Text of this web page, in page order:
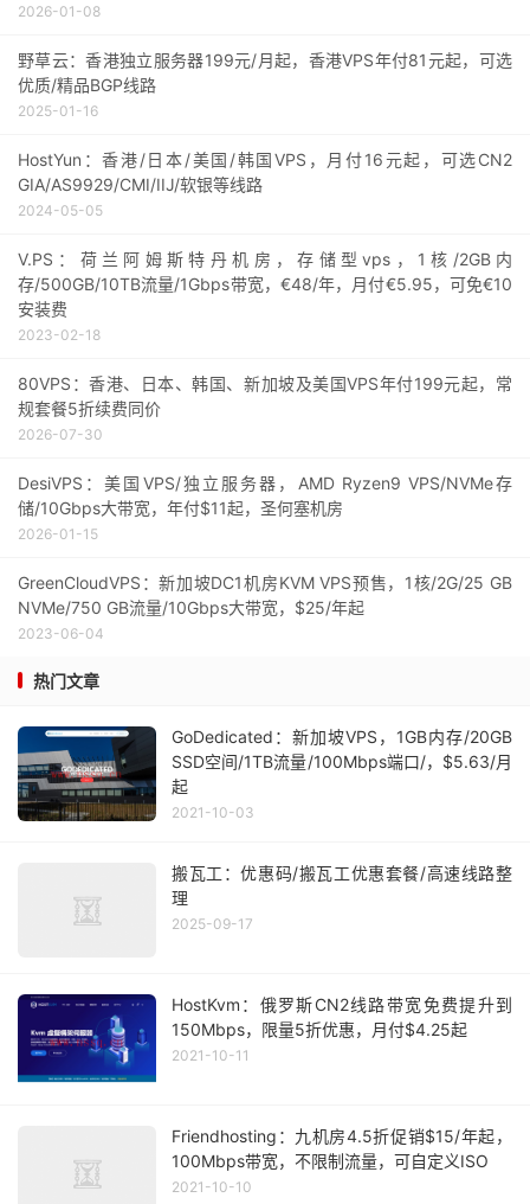
2026-01-08
野草云：香港独立服务器199元/月起，香港VPS年付81元起，可选
优质/精品BGP线路
2025-01-16
HostYun：香港/日本/美国/韩国VPS，月付16元起，可选CN2
GIA/AS9929/CMI/IIJ/软银等线路
2024-05-05
V.PS：荷兰阿姆斯特丹机房，存储型vps，1核/2GB内
存/500GB/10TB流量/1Gbps带宽，€48/年，月付€5.95，可免€10
安装费
2023-02-18
80VPS：香港、日本、韩国、新加坡及美国VPS年付199元起，常
规套餐5折续费同价
2026-07-30
DesiVPS：美国VPS/独立服务器，AMD Ryzen9 VPS/NVMe存
储/10Gbps大带宽，年付$11起，圣何塞机房
2026-01-15
GreenCloudVPS：新加坡DC1机房KVM VPS预售，1核/2G/25 GB
NVMe/750 GB流量/10Gbps大带宽，$25/年起
2023-06-04
热门文章
GoDedicated：新加坡VPS，1GB内存/20GB
SSD空间/1TB流量/100Mbps端口/，$5.63/月
起
2021-10-03
搬瓦工：优惠码/搬瓦工优惠套餐/高速线路整
理
2025-09-17
HostKvm：俄罗斯CN2线路带宽免费提升到
150Mbps，限量5折优惠，月付$4.25起
2021-10-11
Friendhosting：九机房4.5折促销$15/年起，
100Mbps带宽，不限制流量，可自定义ISO
2021-10-10